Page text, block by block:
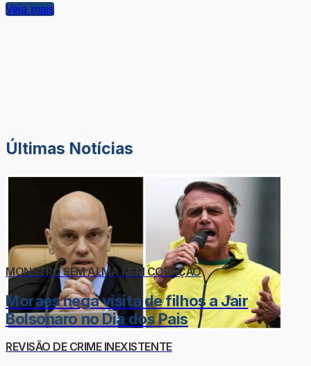
Veja mais
Últimas Notícias
MONSTRO SEM ALMA NEM CORAÇÃO
Moraes nega visita de filhos a Jair
Bolsonaro no Dia dos Pais
REVISÃO DE CRIME INEXISTENTE